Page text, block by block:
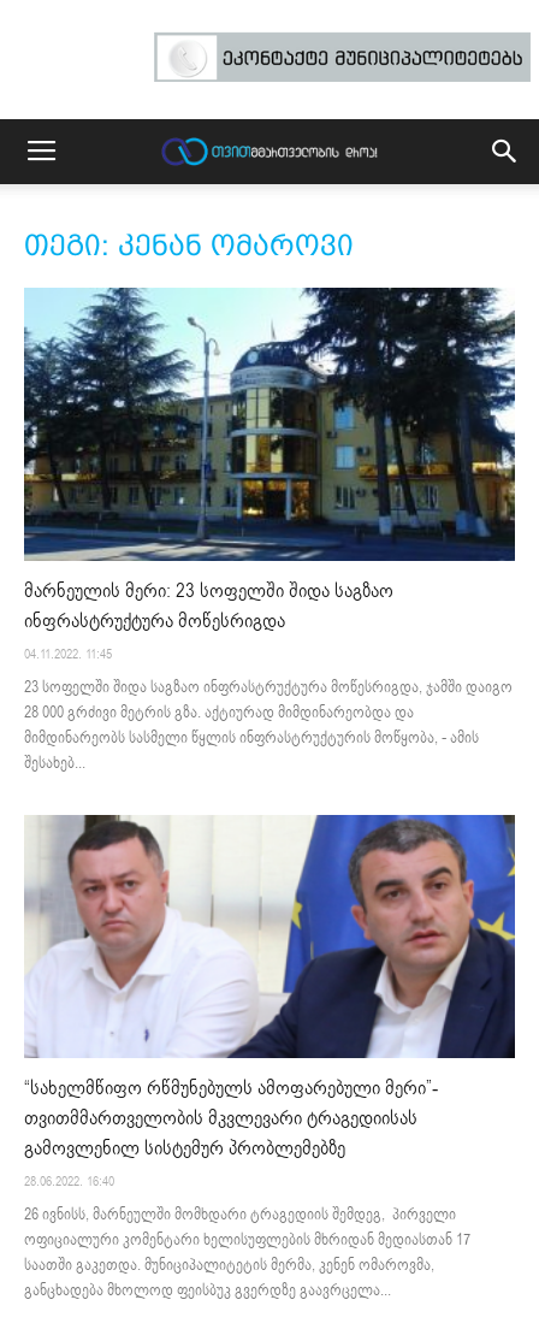
თეგი: კენან ომაროვი
მარნეულის მერი: 23 სოფელში შიდა საგზაო
ინფრასტრუქტურა მოწესრიგდა
04.11.2022. 11:45
23 სოფელში შიდა საგზაო ინფრასტრუქტურა მოწესრიგდა, ჯამში დაიგო
28 000 გრძივი მეტრის გზა. აქტიურად მიმდინარეობდა და
მიმდინარეობს სასმელი წყლის ინფრასტრუქტურის მოწყობა, - ამის
შესახებ...
“სახელმწიფო რწმუნებულს ამოფარებული მერი”-
თვითმმართველობის მკვლევარი ტრაგედიისას
გამოვლენილ სისტემურ პრობლემებზე
28.06.2022. 16:40
26 ივნისს, მარნეულში მომხდარი ტრაგედიის შემდეგ, პირველი
ოფიციალური კომენტარი ხელისუფლების მხრიდან მედიასთან 17
საათში გაკეთდა. მუნიციპალიტეტის მერმა, კენენ ომაროვმა,
განცხადება მხოლოდ ფეისბუკ გვერდზე გაავრცელა...